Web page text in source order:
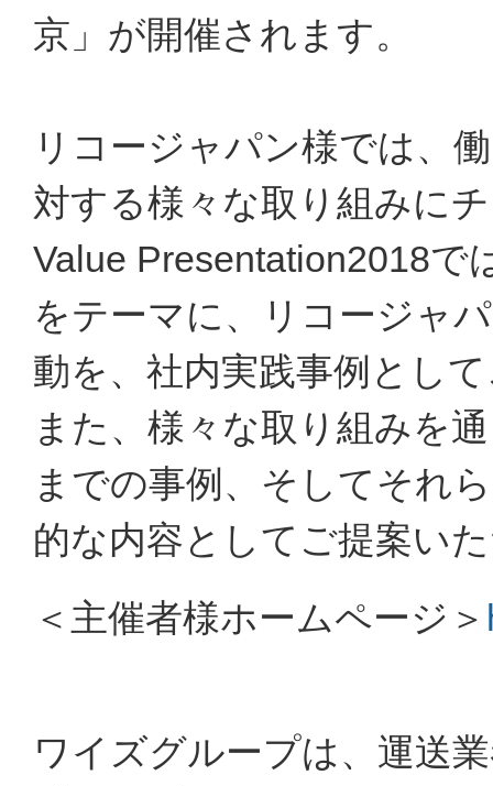
京」が開催されます。
リコージャパン様では、
対する様々な取り組みに
Value Presentation2018で
をテーマに、リコージャ
動を、社内実践事例とし
また、様々な取り組みを
までの事例、そしてそれ
的な内容としてご提案い
＜主催者様ホームページ＞
ワイズグループは、運送